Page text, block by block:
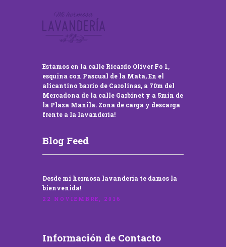
Estamos en la calle Ricardo Oliver Fo 1,
esquina con Pascual de la Mata, En el
alicantino barrio de Carolinas, a 70m del
Mercadona de la calle Garbinet y a 5min de
la Plaza Manila. Zona de carga y descarga
frente a la lavandería!
Blog Feed
Desde mi hermosa lavandería te damos la
bienvenida!
22 NOVIEMBRE, 2016
Información de Contacto